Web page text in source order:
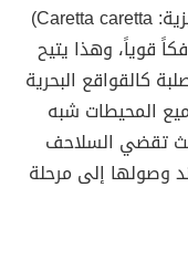
سميت السلاحف ضخمة الرأس (بالإنجليزية: Caretta caretta)
قوياً، وهذا يتيح
كالقواقع البحرية
المحيطات شبه
تقضي السلاحف
وصولها إلى مرحلة